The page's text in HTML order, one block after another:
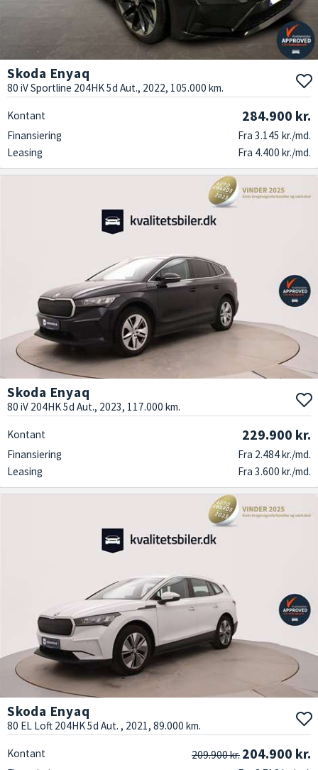
Skoda Enyaq
80 iV Sportline 204HK 5d Aut., 2022, 105.000 km.
Kontant 284.900 kr.
Finansiering
Fra 3.145 kr./md.
Leasing
Fra 4.400 kr./md.
Skoda Enyaq
80 iV 204HK 5d Aut., 2023, 117.000 km.
Kontant 229.900 kr.
Finansiering
Fra 2.484 kr./md.
Leasing
Fra 3.600 kr./md.
Skoda Enyaq
80 EL Loft 204HK 5d Aut. , 2021, 89.000 km.
Kontant 209.900 kr. 204.900 kr.